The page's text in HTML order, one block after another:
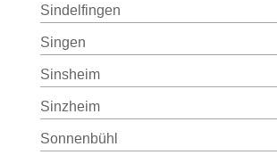
Sindelfingen
Singen
Sinsheim
Sinzheim
Sonnenbühl